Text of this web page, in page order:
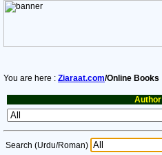
You are here : Ziaraat.com/Online Books
Author
Search (Urdu/Roman)